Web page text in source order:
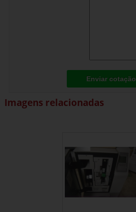
Enviar cotação
Imagens relacionadas